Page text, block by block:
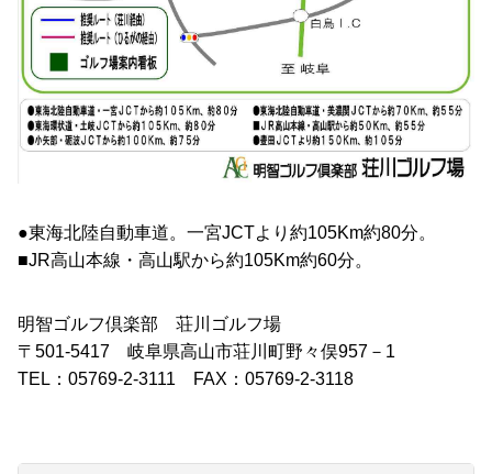
●東海北陸自動車道。一宮JCTより約105Km約80分。
■JR高山本線・高山駅から約105Km約60分。
明智ゴルフ倶楽部 荘川ゴルフ場
〒501-5417 岐阜県高山市荘川町野々俣957－1
TEL：05769-2-3111 FAX：05769-2-3118